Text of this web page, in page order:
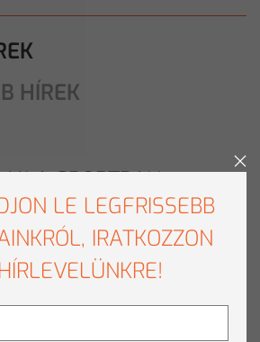
HÍREK
A SPORTBAN
LE LEGFRISSEBB
IRATKOZZON